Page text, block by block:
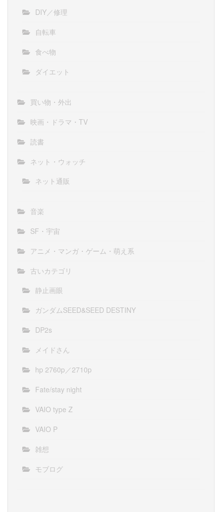
DIY／修理
自転車
食べ物
ダイエット
買い物・外出
映画・ドラマ・TV
読書
ネット・ウォッチ
ネット通販
音楽
SF・宇宙
アニメ・マンガ・ゲーム・萌え系
古いカテゴリ
静止画眼
ガンダムSEED&SEED DESTINY
DP2s
メイドさん
hp 2760p／2710p
Fate/stay night
VAIO type Z
VAIO P
雑想
モブログ